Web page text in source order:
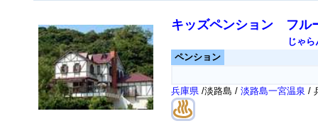
キッズペンション フル
じゃら
ペンション
兵庫県 /淡路島 / 淡路島一宮温泉 /